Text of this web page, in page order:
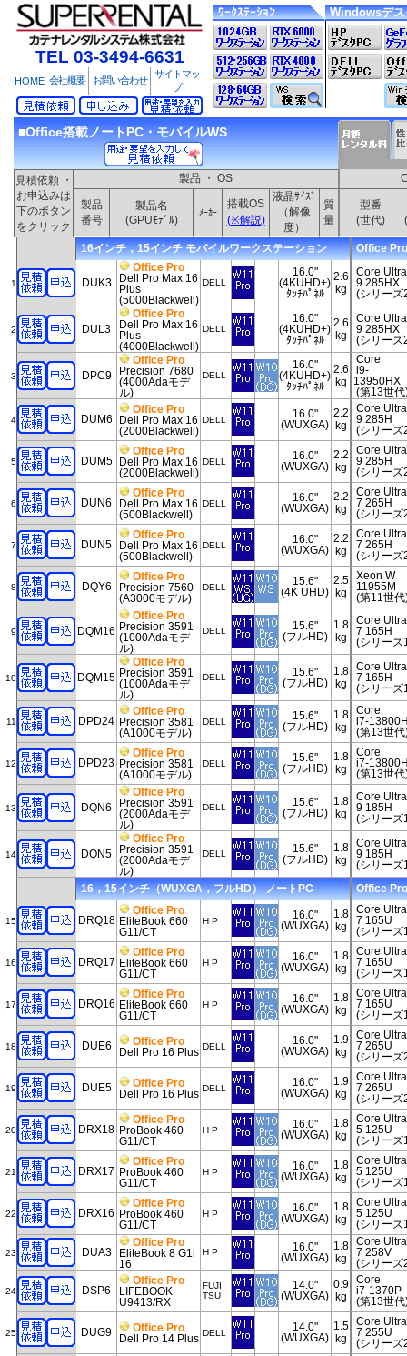
TEL 03-3494-6631
HOME 会社概要 お問い合わせ
サイトマッ
プ
ﾜｰｸｽﾃｰｼｮﾝ Windowsデス
■Office搭載ノートPC・モバイルWS
見積依頼 ・
お申込みは
下のボタン
をクリック
製品 ・ OS
製品
番号
製品名
(GPUﾓﾃﾞﾙ)
ﾒｰｶｰ
搭載OS
(※解説)
液晶ｻｲｽﾞ
（解像
度）
質
量
型番
(世代)
16インチ，15インチ モバイルワークステーション Office
1 DUK3
Office Pro
Dell Pro Max 16
Plus
(5000Blackwell)
DELL
16.0"
(4KUHD+)
ﾀｯﾁﾊﾟﾈﾙ
2.6
kg
Core Ultra
9 285HX
(シリーズ
2 DUL3
Office Pro
Dell Pro Max 16
Plus
(4000Blackwell)
DELL
16.0"
(4KUHD+)
ﾀｯﾁﾊﾟﾈﾙ
2.6
kg
Core Ultra
9 285HX
(シリーズ
3 DPC9
Office Pro
Precision 7680
(4000Adaモデ
ル)
DELL
16.0"
(4KUHD+)
ﾀｯﾁﾊﾟﾈﾙ
2.6
kg
Core
i9-
13950HX
(第13世代
4 DUM6
Office Pro
Dell Pro Max 16
(2000Blackwell)
DELL
16.0"
(WUXGA)
2.2
kg
Core Ultra
9 285H
(シリーズ
5 DUM5
Office Pro
Dell Pro Max 16
(2000Blackwell)
DELL
16.0"
(WUXGA)
2.2
kg
Core Ultra
9 285H
(シリーズ
6 DUN6
Office Pro
Dell Pro Max 16
(500Blackwell)
DELL
16.0"
(WUXGA)
2.2
kg
Core Ultra
7 265H
(シリーズ
7 DUN5
Office Pro
Dell Pro Max 16
(500Blackwell)
DELL
16.0"
(WUXGA)
2.2
kg
Core Ultra
7 265H
(シリーズ
8 DQY6
Office Pro
Precision 7560
(A3000モデル)
DELL
15.6"
(4K UHD)
2.5
kg
Xeon W
11955M
(第11世代
9 DQM16
Office Pro
Precision 3591
(1000Adaモデ
ル)
DELL
15.6"
(フルHD)
1.8
kg
Core Ultra
7 165H
(シリーズ
10 DQM15
Office Pro
Precision 3591
(1000Adaモデ
ル)
DELL
15.6"
(フルHD)
1.8
kg
Core Ultra
7 165H
(シリーズ
11 DPD24
Office Pro
Precision 3581
(A1000モデル)
DELL
15.6"
(フルHD)
1.8
kg
Core
i7-
(第13世代
12 DPD23
Office Pro
Precision 3581
(A1000モデル)
DELL
15.6"
(フルHD)
1.8
kg
Core
i7-
(第13世代
13 DQN6
Office Pro
Precision 3591
(2000Adaモデ
ル)
DELL
15.6"
(フルHD)
1.8
kg
Core Ultra
9 185H
(シリーズ
14 DQN5
Office Pro
Precision 3591
(2000Adaモデ
ル)
DELL
15.6"
(フルHD)
1.8
kg
Core Ultra
9 185H
(シリーズ
16，15インチ（WUXGA，フルHD） ノートPC
Office
15 DRQ18
Office Pro
EliteBook 660
G11/CT
H P
16.0"
(WUXGA)
1.8
kg
Core Ultra
7 165U
(シリーズ
16 DRQ17
Office Pro
EliteBook 660
G11/CT
H P
16.0"
(WUXGA)
1.8
kg
Core Ultra
7 165U
(シリーズ
17 DRQ16
Office Pro
EliteBook 660
G11/CT
H P
16.0"
(WUXGA)
1.8
kg
Core Ultra
7 165U
(シリーズ
18 DUE6
Office Pro
Dell Pro 16 Plus DELL
16.0"
(WUXGA)
1.9
kg
Core Ultra
7 265U
(シリーズ
19 DUE5
Office Pro
Dell Pro 16 Plus DELL
16.0"
(WUXGA)
1.9
kg
Core Ultra
7 265U
(シリーズ
20 DRX18
Office Pro
ProBook 460
G11/CT
H P
16.0"
(WUXGA)
1.8
kg
Core Ultra
5 125U
(シリーズ
21 DRX17
Office Pro
ProBook 460
G11/CT
H P
16.0"
(WUXGA)
1.8
kg
Core Ultra
5 125U
(シリーズ
22 DRX16
Office Pro
ProBook 460
G11/CT
H P
16.0"
(WUXGA)
1.8
kg
Core Ultra
5 125U
(シリーズ
23 DUA3
Office Pro
EliteBook 8 G1i
16
H P
16.0"
(WUXGA)
1.8
kg
Core Ultra
7 258V
(シリーズ
24 DSP6
Office Pro
LIFEBOOK
U9413/RX
FUJI
TSU
14.0"
(WUXGA)
0.9
kg
Core
i7-1370P
(第13世代
25 DUG9
Office Pro
Dell Pro 14 Plus DELL
14.0"
(WUXGA)
1.5
kg
Core Ultra
7 255U
(シリーズ